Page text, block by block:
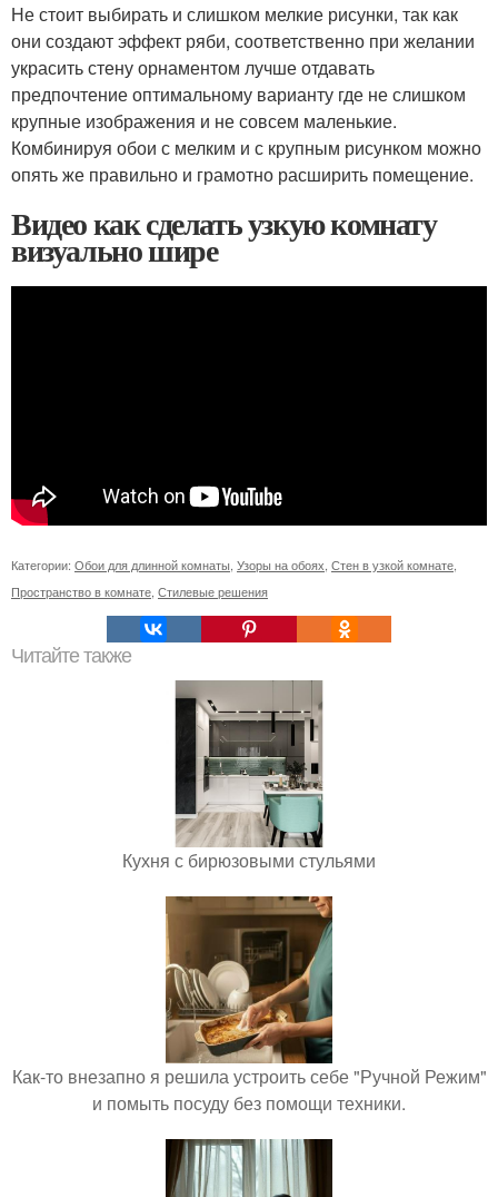
Не стоит выбирать и слишком мелкие рисунки, так как
они создают эффект ряби, соответственно при желании
украсить стену орнаментом лучше отдавать
предпочтение оптимальному варианту где не слишком
крупные изображения и не совсем маленькие.
Комбинируя обои с мелким и с крупным рисунком можно
опять же правильно и грамотно расширить помещение.
Видео как сделать узкую комнату
визуально шире
Категории: Обои для длинной комнаты Узоры на обоях Стен в узкой комнате
Пространство в комнате Стилевые решения
Читайте также
Кухня с бирюзовыми стульями
Как-то внезапно я решила устроить себе "Ручной Режим"
и помыть посуду без помощи техники.